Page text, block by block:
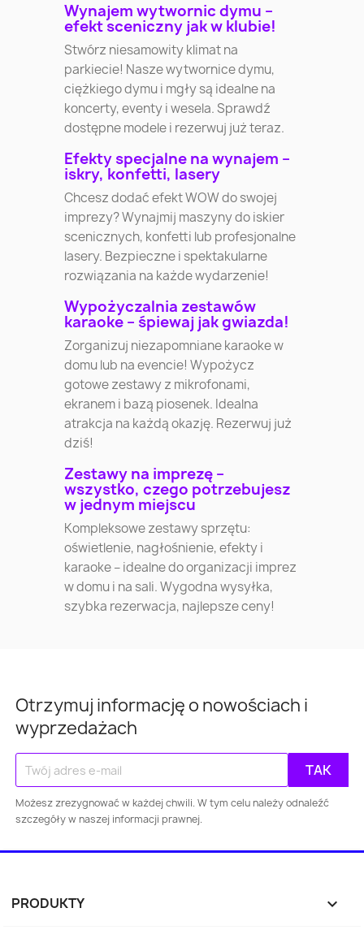
Warszawa Kraków
Gdańsk Szczecin Bydgoszcz
Katowice Częstochowa
Wynajem wytwornic dymu –
efekt sceniczny jak w klubie!
Stwórz niesamowity klimat na
parkiecie! Nasze wytwornice dymu,
ciężkiego dymu i mgły są idealne na
koncerty, eventy i wesela. Sprawdź
dostępne modele i rezerwuj już teraz.
Efekty specjalne na wynajem –
iskry, konfetti, lasery
Chcesz dodać efekt WOW do swojej
imprezy? Wynajmij maszyny do iskier
scenicznych, konfetti lub profesjonalne
lasery. Bezpieczne i spektakularne
rozwiązania na każde wydarzenie!
Wypożyczalnia zestawów
karaoke – śpiewaj jak gwiazda!
Zorganizuj niezapomniane karaoke w
domu lub na evencie! Wypożycz
gotowe zestawy z mikrofonami,
ekranem i bazą piosenek. Idealna
atrakcja na każdą okazję. Rezerwuj już
dziś!
Zestawy na imprezę –
wszystko, czego potrzebujesz
w jednym miejscu
Kompleksowe zestawy sprzętu:
oświetlenie, nagłośnienie, efekty i
karaoke – idealne do organizacji imprez
w domu i na sali. Wygodna wysyłka,
szybka rezerwacja, najlepsze ceny!
Otrzymuj informację o nowościach i
wyprzedażach
Możesz zrezygnować w każdej chwili. W tym celu należy odnaleźć
szczegóły w naszej informacji prawnej.
PRODUKTY 